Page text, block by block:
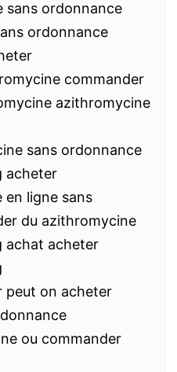
sans ordonnance
ordonnance
commander
azithromycine
sans ordonnance
acheter
ligne sans
du azithromycine
achat acheter
peut on acheter
ou commander